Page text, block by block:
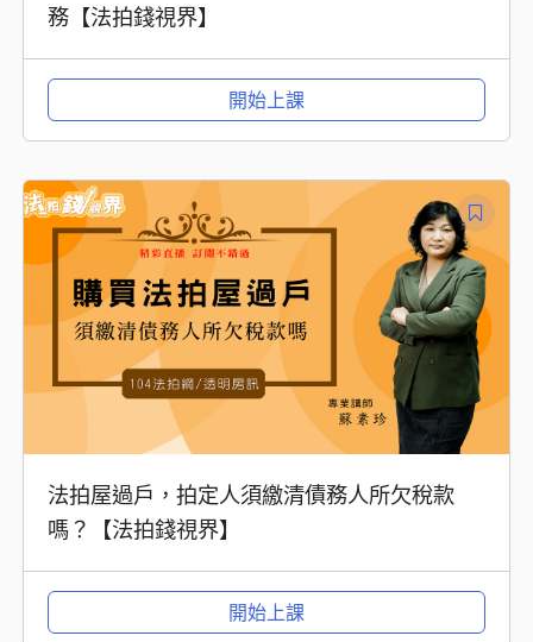
務【法拍錢視界】
開始上課
法拍屋過戶，拍定人須繳清債務人所欠稅款
嗎？【法拍錢視界】
開始上課